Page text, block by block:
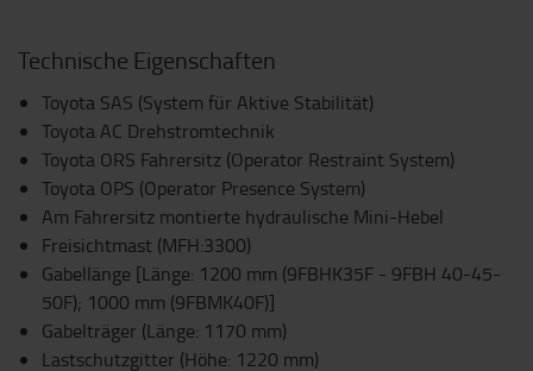
Technische Eigenschaften
Toyota SAS (System für Aktive Stabilität)
Toyota AC Drehstromtechnik
Toyota ORS Fahrersitz (Operator Restraint System)
Toyota OPS (Operator Presence System)
Am Fahrersitz montierte hydraulische Mini-Hebel
Freisichtmast (MFH:3300)
Gabellänge [Länge: 1200 mm (9FBHK35F - 9FBH 40-45-
50F); 1000 mm (9FBMK40F)]
Gabelträger (Länge: 1170 mm)
Lastschutzgitter (Höhe: 1220 mm)